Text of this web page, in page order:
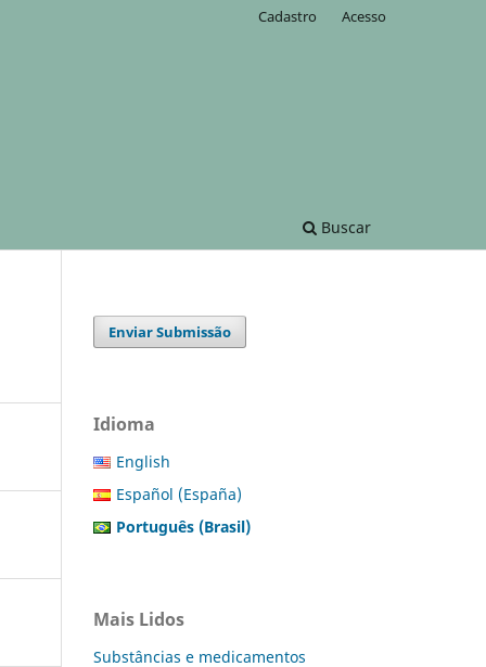
Buscar
Cadastro Acesso
Enviar Submissão
Idioma
English
Español (España)
Português (Brasil)
Mais Lidos
Substâncias e medicamentos